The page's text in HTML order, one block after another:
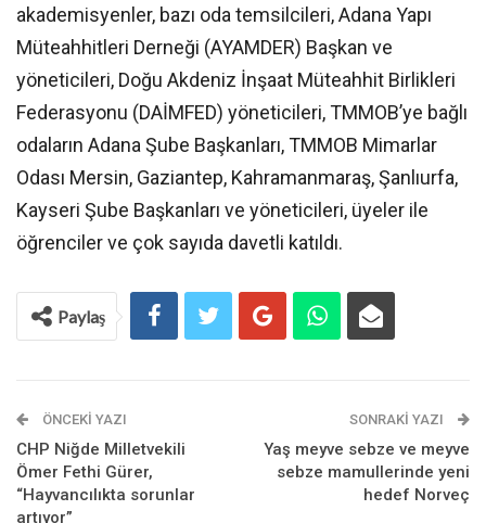
akademisyenler, bazı oda temsilcileri, Adana Yapı
Müteahhitleri Derneği (AYAMDER) Başkan ve
yöneticileri, Doğu Akdeniz İnşaat Müteahhit Birlikleri
Federasyonu (DAİMFED) yöneticileri, TMMOB’ye bağlı
odaların Adana Şube Başkanları, TMMOB Mimarlar
Odası Mersin, Gaziantep, Kahramanmaraş, Şanlıurfa,
Kayseri Şube Başkanları ve yöneticileri, üyeler ile
öğrenciler ve çok sayıda davetli katıldı.
Paylaş
ÖNCEKI YAZI
CHP Niğde Milletvekili
Ömer Fethi Gürer,
“Hayvancılıkta sorunlar
artıyor”
SONRAKI YAZI
Yaş meyve sebze ve meyve
sebze mamullerinde yeni
hedef Norveç